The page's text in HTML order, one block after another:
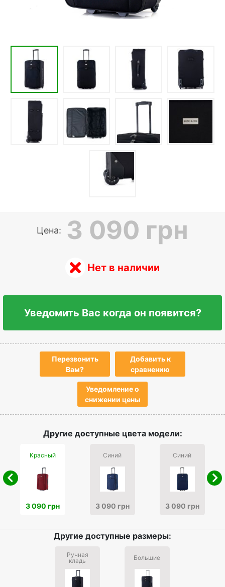
Цена: 3 090 грн
Нет в наличии
Уведомить Вас когда он появится?
Перезвонить
Вам?
Добавить к
сравнению
Уведомление о
снижении цены
Другие доступные цвета модели:
Красный
3 090 грн
Синий
3 090 грн
Синий
3 090 грн
Другие доступные размеры:
Ручная
кладь
Большие